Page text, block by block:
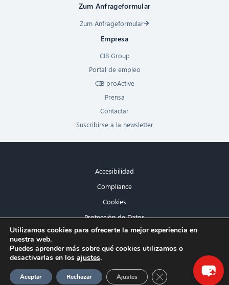
Zum Anfrageformular
Zum Anfrageformular
Empresa
CIB Group
Portal de empleo
CIB proActive
Prensa
Contactar
Suscribirse a la newsletter
Accesibilidad
Compliance
Cookies
Protección de Datos
Aviso legal
Utilizamos cookies para ofrecerte la mejor experiencia en
nuestra web.
Puedes aprender más sobre qué cookies utilizamos o
desactivarlas en los ajustes.
Aceptar Rechazar Ajustes Cerrar el banner de